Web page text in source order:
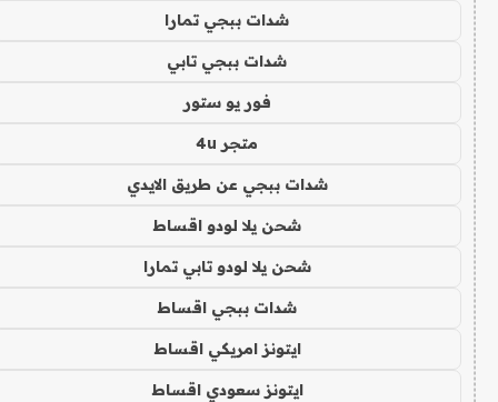
شدات ببجي تمارا
شدات ببجي تابي
فور يو ستور
متجر 4u
شدات ببجي عن طريق الايدي
شحن يلا لودو اقساط
شحن يلا لودو تابي تمارا
شدات ببجي اقساط
ايتونز امريكي اقساط
ايتونز سعودي اقساط